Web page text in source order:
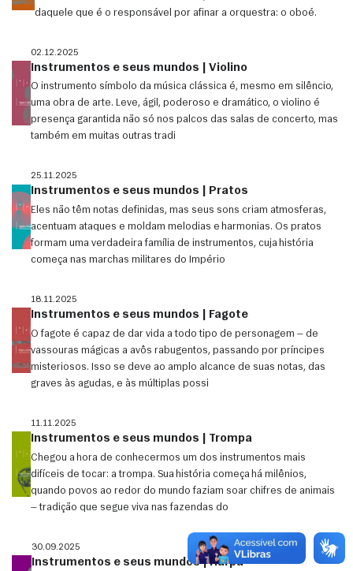
daquele que é o responsável por afinar a orquestra: o oboé.
02.12.2025
Instrumentos e seus mundos | Violino
O instrumento símbolo da música clássica é, mesmo em silêncio,
uma obra de arte. Leve, ágil, poderoso e dramático, o violino é
presença garantida não só nos palcos das salas de concerto, mas
também em muitas outras tradi
25.11.2025
Instrumentos e seus mundos | Pratos
Eles não têm notas definidas, mas seus sons criam atmosferas,
acentuam ataques e moldam melodias e harmonias. Os pratos
formam uma verdadeira família de instrumentos, cuja história
começa nas marchas militares do Império
18.11.2025
Instrumentos e seus mundos | Fagote
O fagote é capaz de dar vida a todo tipo de personagem — de
vassouras mágicas a avôs rabugentos, passando por príncipes
misteriosos. Isso se deve ao amplo alcance de suas notas, das
graves às agudas, e às múltiplas possi
11.11.2025
Instrumentos e seus mundos | Trompa
Chegou a hora de conhecermos um dos instrumentos mais
difíceis de tocar: a trompa. Sua história começa há milênios,
quando povos ao redor do mundo faziam soar chifres de animais
— tradição que segue viva nas fazendas do
30.09.2025
Instrumentos e seus mundos | Harpa